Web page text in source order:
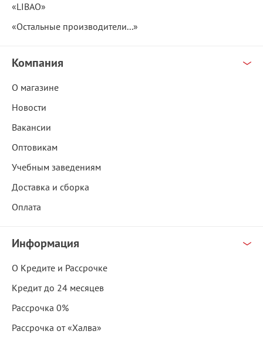
«LIBAO»
«Остальные производители...»
Компания
О магазине
Новости
Вакансии
Оптовикам
Учебным заведениям
Доставка и сборка
Оплата
Информация
О Кредите и Рассрочке
Кредит до 24 месяцев
Рассрочка 0%
Рассрочка от «Халва»